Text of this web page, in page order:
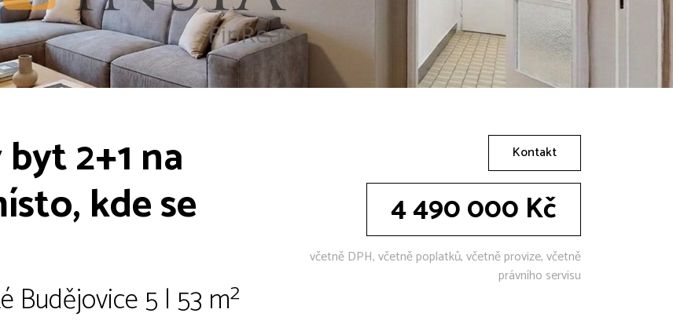
2+1 na
kde se
Budějovice 5 | 53 m²
Kontakt
4 490 000 Kč
včetně DPH, včetně poplatků, včetně provize, včetně
právního servisu